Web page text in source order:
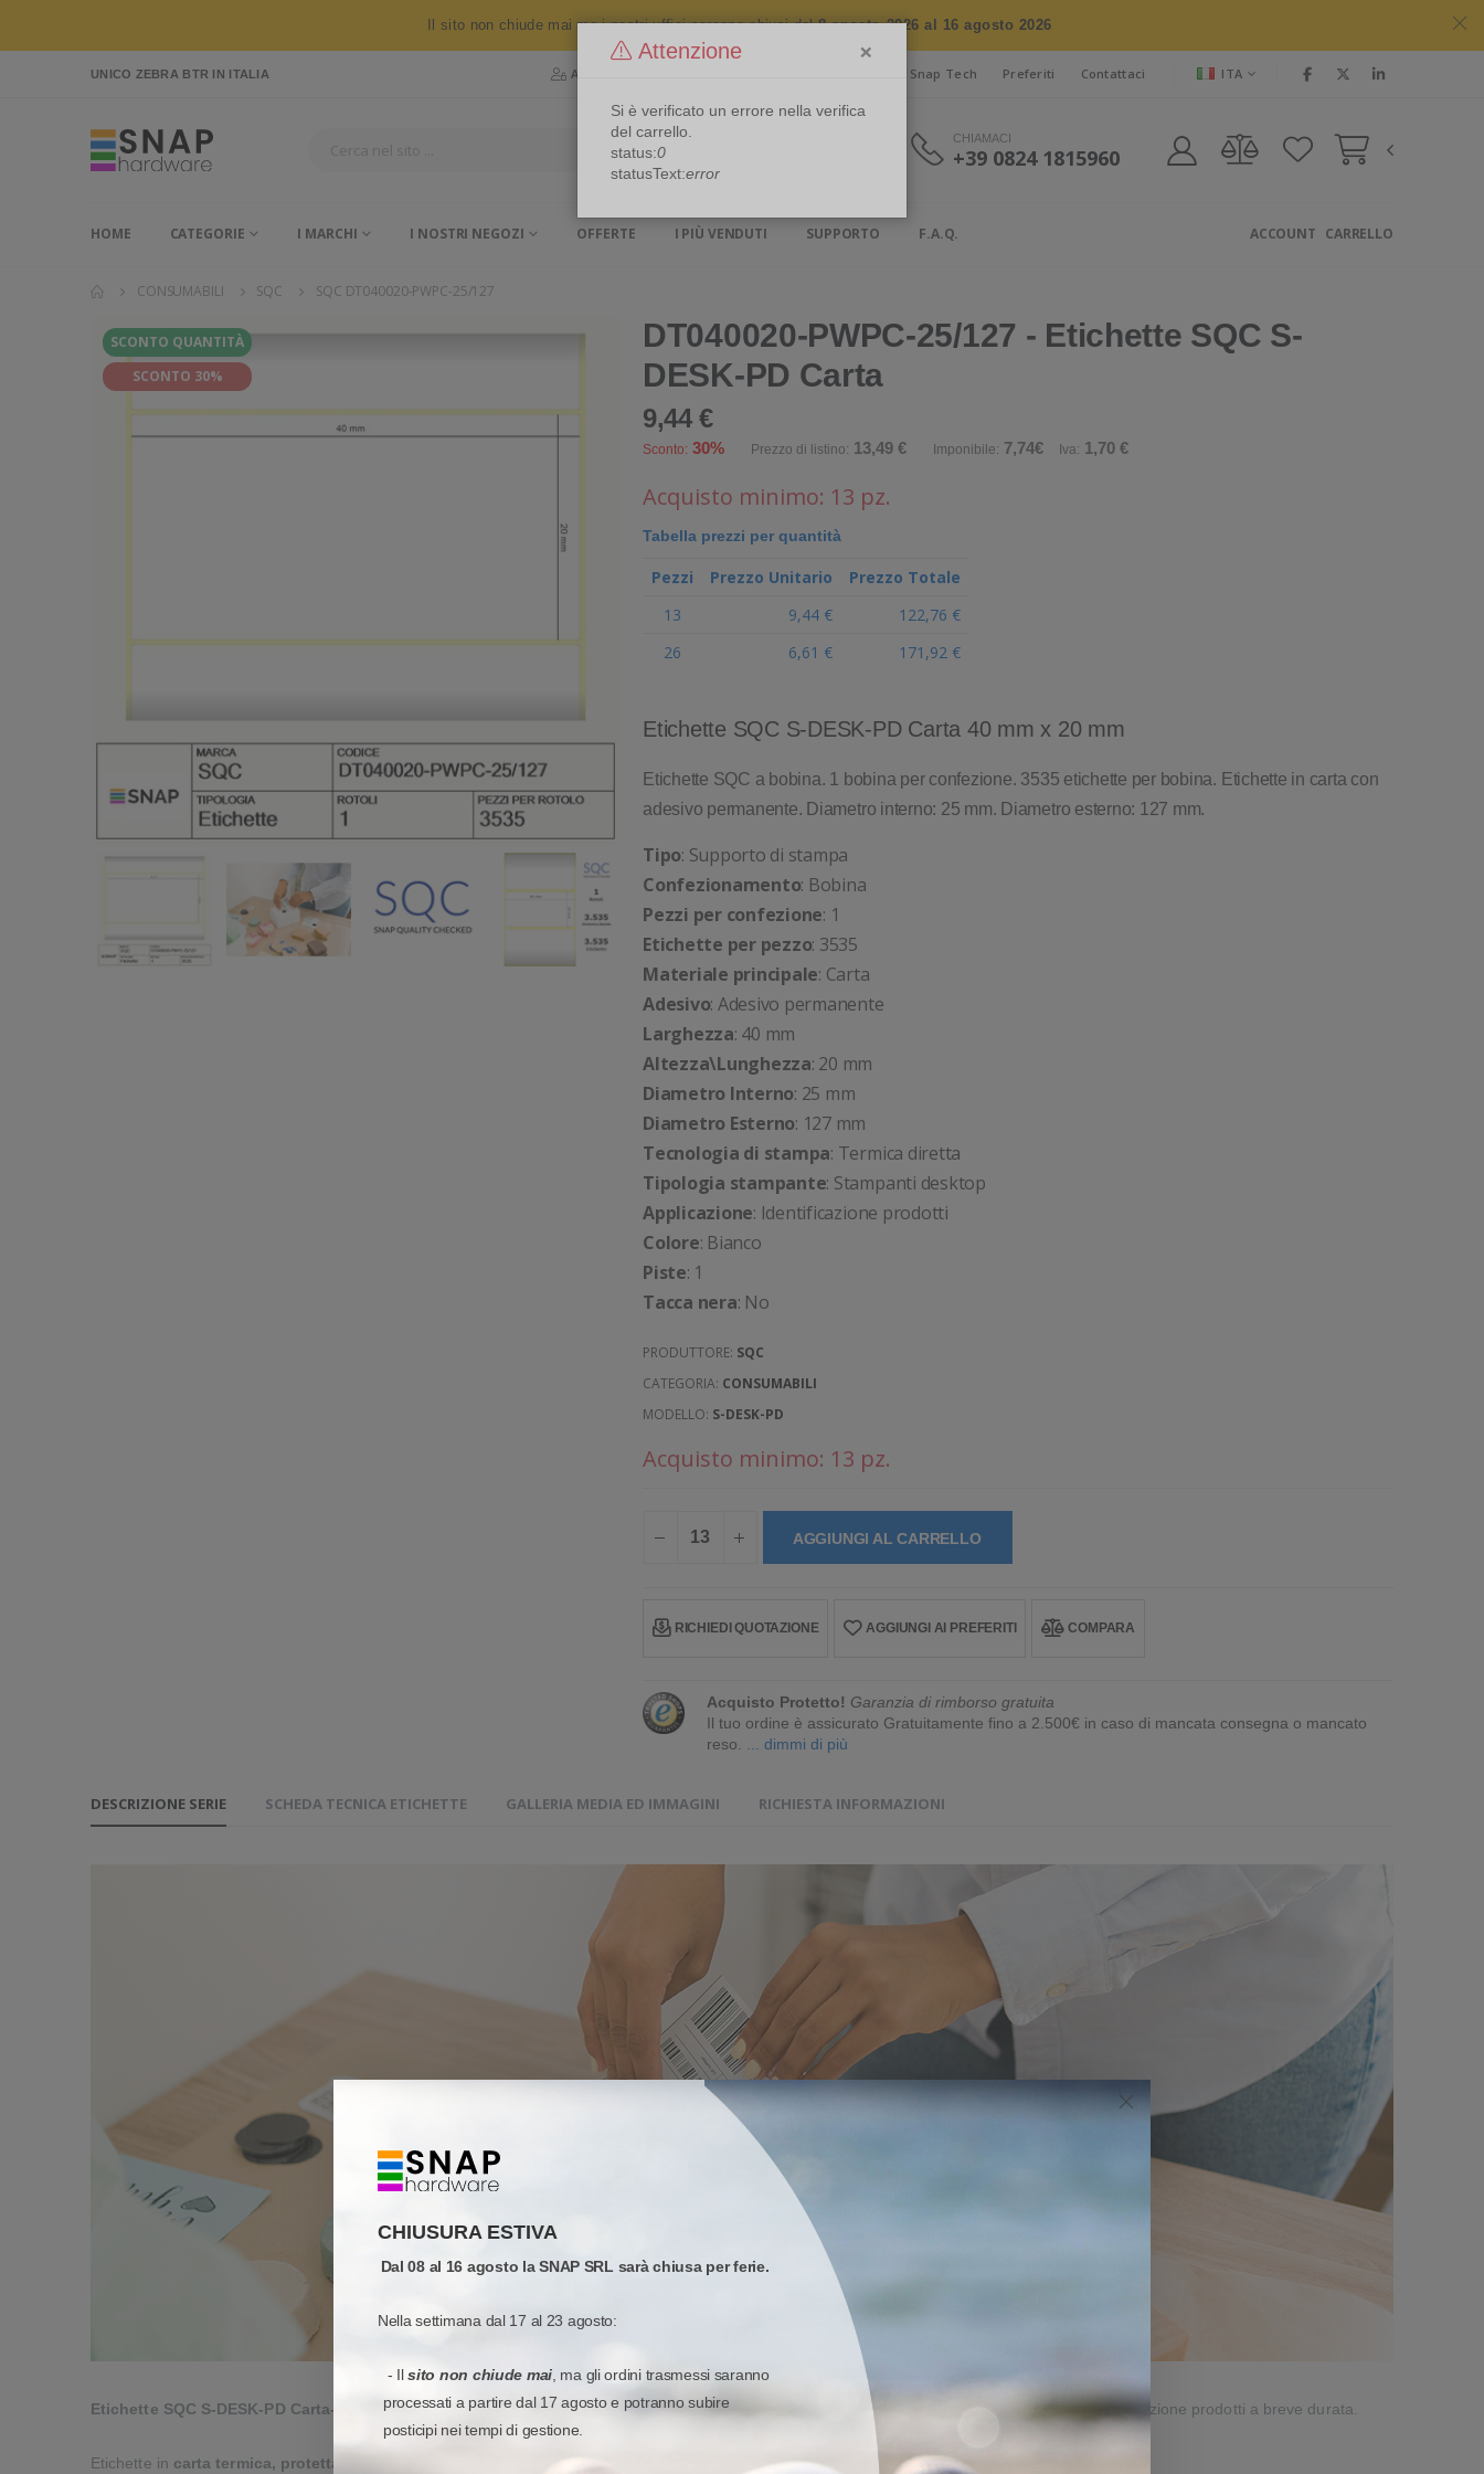
CHIUSURA ESTIVA
Dal 08 al 16 agosto la SNAP SRL sarà chiusa per ferie.
Nella settimana dal 17 al 23 agosto:
- Ilsito non chiude mai, ma gli ordini trasmessi saranno
processati a partire dal 17 agosto e potranno subire
posticipi nei tempi di gestione.
Il sito non chiude mai ma i nostri uffici saranno chiusi dal8 agosto 2026 al 16 agosto 2026
UNICO ZEBRA BTR IN ITALIA Area Riservata Snap Tech Preferiti Contattaci ITA
CHIAMACI
+39 0824 1815960
HOME CATEGORIE I MARCHI I NOSTRI NEGOZI OFFERTE I PIÙ VENDUTI SUPPORTO F.A.Q. CARRELLO
ACCOUNT
CONSUMABILI SQC SQC DT040020-PWPC-25/127
SCONTO QUANTITÀ
SCONTO 30%
DT040020-PWPC-25/127 - Etichette SQC S-
DESK-PD Carta
9,44 €
Sconto: 30% Prezzo di listino: 13,49 € Imponibile: 7,74€ Iva: 1,70 €
Acquisto minimo: 13 pz.
Tabella prezzi per quantità
Pezzi Prezzo Unitario
Prezzo Totale
13
9,44 €
122,76 €
26
6,61 € 171,92 €
Etichette SQC S-DESK-PD Carta 40 mm x 20 mm
Etichette SQC a bobina. 1 bobina per confezione. 3535 etichette per bobina. Etichette in carta con
adesivo permanente. Diametro interno: 25 mm. Diametro esterno: 127 mm.
Tipo: Supporto di stampa
Confezionamento: Bobina
Pezzi per confezione: 1
Etichette per pezzo: 3535
Materiale principale: Carta
Adesivo: Adesivo permanente
Larghezza: 40 mm
Altezza\Lunghezza: 20 mm
Diametro Interno: 25 mm
Diametro Esterno: 127 mm
Tecnologia di stampa: Termica diretta
Tipologia stampante: Stampanti desktop
Applicazione: Identificazione prodotti
Colore: Bianco
Piste: 1
Tacca nera: No
PRODUTTORE: SQC
CATEGORIA: CONSUMABILI
MODELLO: S-DESK-PD
Acquisto minimo: 13 pz.
AGGIUNGI AL CARRELLO
RICHIEDI QUOTAZIONE AGGIUNGI AI PREFERITI COMPARA
Acquisto Protetto! Garanzia di rimborso gratuita
Il tuo ordine è assicurato Gratuitamente fino a 2.500€ in caso di mancata consegna o mancato
reso.
... dimmi di più
DESCRIZIONE SERIE SCHEDA TECNICA ETICHETTE GALLERIA MEDIA ED IMMAGINI RICHIESTA INFORMAZIONI
Etichette SQC S-DESK-PD Carta- Etichette per la stampa termica diretta per applicazioni versatili e standardizzate di cicli produttivi brevi ed identificazione prodotti a breve durata.
Etichette in carta termica, protetta e non , da stampare in modalità termica diretta senza l'utilizzo del ribbon.
Attenzione ×
Si è verificato un errore nella verifica
del carrello.
status:0
statusText:error